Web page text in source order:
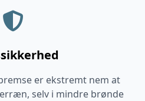
er ekstremt nem at
selv i mindre brønde